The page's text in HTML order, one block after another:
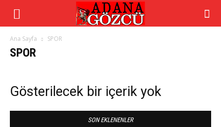
Ana Sayfa SPOR
SPOR
Gösterilecek bir içerik yok
SON EKLENENLER